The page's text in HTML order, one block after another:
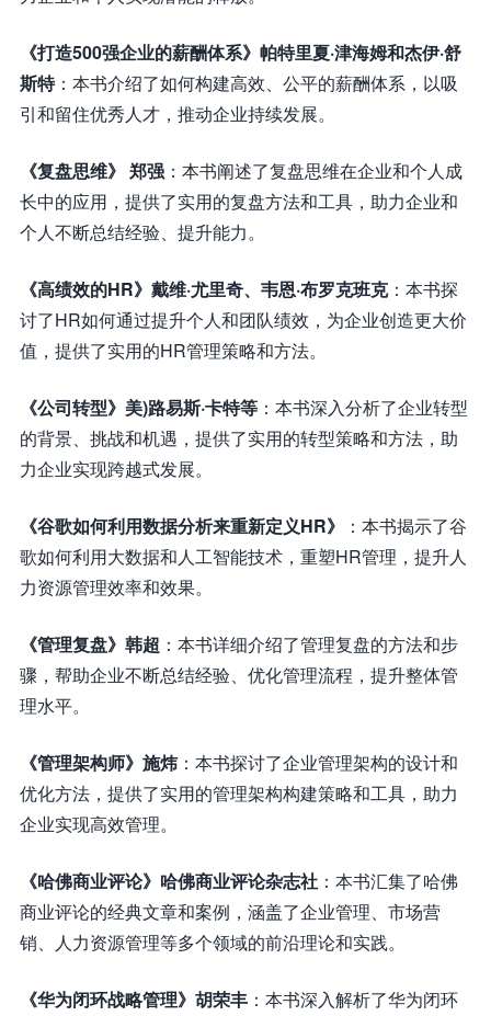
《打造500强企业的薪酬体系》帕特里夏·津海姆和杰伊·舒
斯特：本书介绍了如何构建高效、公平的薪酬体系，以吸
引和留住优秀人才，推动企业持续发展。
《复盘思维》 郑强 ：本书阐述了复盘思维在企业和个人成
长中的应用，提供了实用的复盘方法和工具，助力企业和
个人不断总结经验、提升能力。
《高绩效的HR》戴维·尤里奇、韦恩·布罗克班克：本书探
讨了HR如何通过提升个人和团队绩效，为企业创造更大价
值，提供了实用的HR管理策略和方法。
《公司转型》美)路易斯·卡特等 ：本书深入分析了企业转型
的背景、挑战和机遇，提供了实用的转型策略和方法，助
力企业实现跨越式发展。
《谷歌如何利用数据分析来重新定义HR》
：本书揭示了谷
歌如何利用大数据和人工智能技术，重塑HR管理，提升人
力资源管理效率和效果。
《管理复盘》韩超 ：本书详细介绍了管理复盘的方法和步
骤，帮助企业不断总结经验、优化管理流程，提升整体管
理水平。
《管理架构师》施炜：本书探讨了企业管理架构的设计和
优化方法，提供了实用的管理架构构建策略和工具，助力
企业实现高效管理。
《哈佛商业评论》哈佛商业评论杂志社 ：本书汇集了哈佛
商业评论的经典文章和案例，涵盖了企业管理、市场营
销、人力资源管理等多个领域的前沿理论和实践。
《华为闭环战略管理》胡荣丰 ：本书深入解析了华为闭环